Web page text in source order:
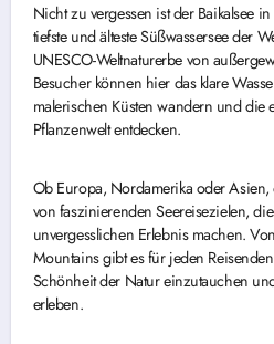
Nicht zu vergessen ist der Baikalsee
tiefste und älteste Süßwassersee der
UNESCO-Weltnaturerbe von
Besucher können hier das klare
malerischen Küsten wandern und die
Pflanzenwelt entdecken.
Ob Europa, Nordamerika oder
von faszinierenden Seereisezielen,
unvergesslichen Erlebnis machen.
Mountains gibt es für jeden
Schönheit der Natur einzutauchen
erleben.